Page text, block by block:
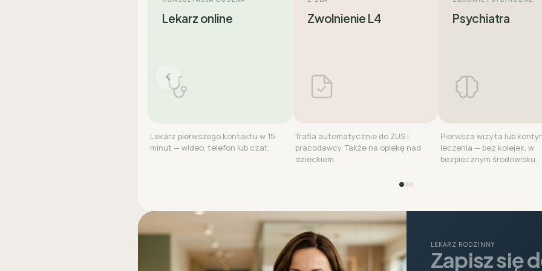
Lekarz online
Lekarz pierwszego kontaktu w 15
minut — wideo, telefon lub czat.
Zwolnienie L4
Trafia automatycznie do ZUS i
pracodawcy. Także na opiekę nad
dzieckiem.
Psychiatra
Pierwsza wizyta lub
leczenia — bez kolejek, w
bezpiecznym środowisku.
LEKARZ RODZINNY
Zapisz się